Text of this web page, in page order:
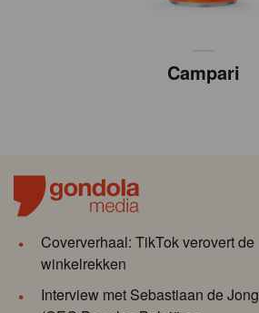
Campari
Coververhaal: TikTok verovert de
winkelrekken
Interview met Sebastiaan de Jong